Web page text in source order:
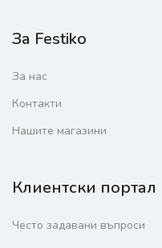
За Festiko
За нас
Контакти
Нашите магазини
Клиентски портал
Често задавани въпроси